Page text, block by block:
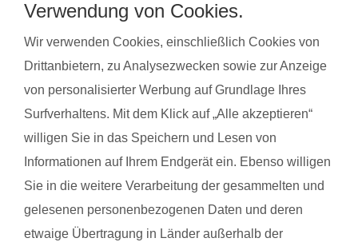
Ich freue mich, Dich und dein Baby persönlich
kennenzulernen und gemeinsam mit Euch zu trainieren
sowie ein unvergessliches Kurserlebnis zu schenken!
SAMANTHA MORGENSTERN
Verwendung von Cookies.
Wir verwenden Cookies, einschließlich Cookies von
Drittanbietern, zu Analysezwecken sowie zur Anzeige
von personalisierter Werbung auf Grundlage Ihres
Surfverhaltens. Mit dem Klick auf „Alle akzeptieren“
willigen Sie in das Speichern und Lesen von
Informationen auf Ihrem Endgerät ein. Ebenso willigen
Sie in die weitere Verarbeitung der gesammelten und
gelesenen personenbezogenen Daten und deren
etwaige Übertragung in Länder außerhalb der